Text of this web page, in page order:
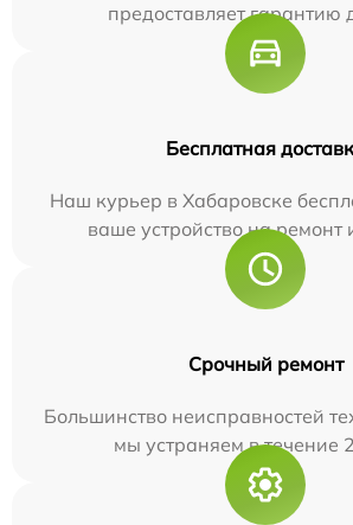
предоставляет гарантию
Бесплатная
Наш курьер в Хабаровске
ваше устройство на ремонт
Срочный ремонт
Большинство неисправностей
мы устраняем в течение